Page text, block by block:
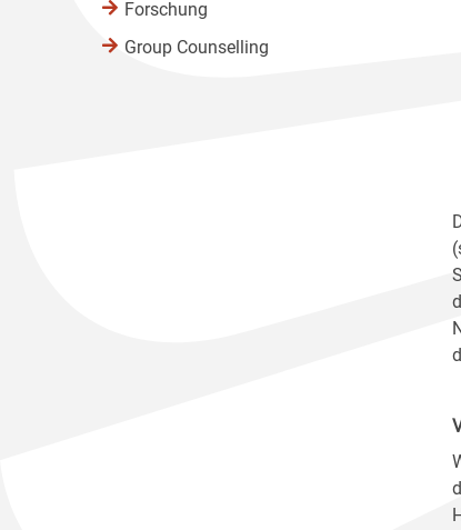
Forschung
Group Counselling